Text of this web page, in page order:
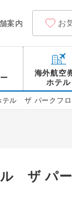
案内 お
海外航空
ホテル
ル ザ パークフ
ル ザ パ